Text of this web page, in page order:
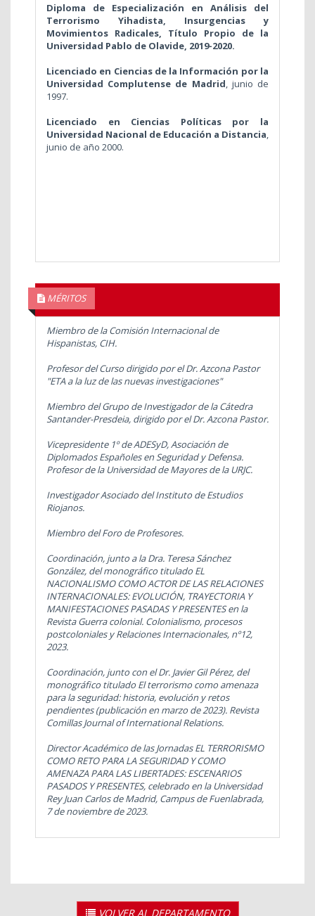
Diploma de Especialización en Análisis del
Terrorismo Yihadista, Insurgencias y
Movimientos Radicales, Título Propio de la
Universidad Pablo de Olavide, 2019-2020.
Licenciado en Ciencias de la Información por la
Universidad Complutense de Madrid, junio de
1997.
Licenciado en Ciencias Políticas por la
Universidad Nacional de Educación a Distancia,
junio de año 2000.
MÉRITOS
Miembro de la Comisión Internacional de
Hispanistas, CIH.
Profesor del Curso dirigido por el Dr. Azcona Pastor
"ETA a la luz de las nuevas investigaciones"
Miembro del Grupo de Investigador de la Cátedra
Santander-Presdeia, dirigido por el Dr. Azcona Pastor.
Vicepresidente 1º de ADESyD, Asociación de
Diplomados Españoles en Seguridad y Defensa.
Profesor de la Universidad de Mayores de la URJC.
Investigador Asociado del Instituto de Estudios
Riojanos.
Miembro del Foro de Profesores.
Coordinación, junto a la Dra. Teresa Sánchez
González, del monográfico titulado EL
NACIONALISMO COMO ACTOR DE LAS RELACIONES
INTERNACIONALES: EVOLUCIÓN, TRAYECTORIA Y
MANIFESTACIONES PASADAS Y PRESENTES en la
RevistaGuerra colonial. Colonialismo, procesos
postcoloniales y Relaciones Internacionales, nº12,
2023.
Coordinación, junto con el Dr. Javier Gil Pérez, del
monográfico titulado El terrorismo como amenaza
para la seguridad: historia, evolución y retos
pendientes(publicación en marzo de 2023). Revista
Comillas Journal of International Relations.
Director Académico de las Jornadas EL TERRORISMO
COMO RETO PARA LA SEGURIDAD Y COMO
AMENAZA PARA LAS LIBERTADES: ESCENARIOS
PASADOS Y PRESENTES, celebrado en la Universidad
Rey Juan Carlos de Madrid, Campus de Fuenlabrada,
7 de noviembre de 2023.
VOLVER AL DEPARTAMENTO